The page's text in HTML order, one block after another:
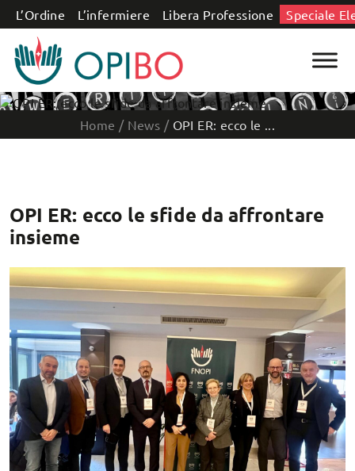
Salta al contenuto
L’Ordine L’infermiere Libera Professione Speciale
Home / News / OPI ER: ecco le ...
OPI ER: ecco le sfide da affrontare
insieme